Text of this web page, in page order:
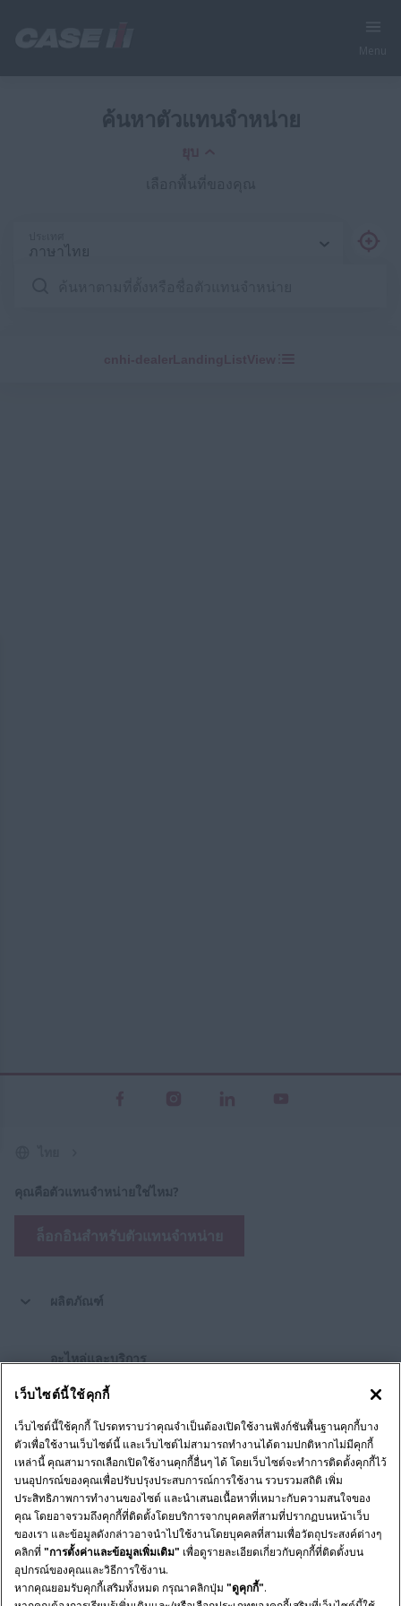
ค้นหาตัวแทนจำหน่าย
ภาษาไทย
คุณคือตัวแทนจำหน่ายใช่ไหม?
ผลิตภัณฑ์
อะไหล่และบริการ
บริษัท
ประกาศทางกฎหมาย
นโยบายความเป็นส่วนตัว
ข้อกำหนดและเงื่อนไข
© 2026 CNH Industrial America LLC. All Rights Reserved. Case IH is a
trademark of CNH Industrial America LLC.
โปรดแสดงความคิดเห็น
เว็บไซต์นี้ใช้คุกกี้
เว็บไซต์นี้ใช้คุกกี้ โปรดทราบว่าคุณจำเป็นต้องเปิดใช้งานฟังก์ชันพื้นฐานคุกกี้บาง
ตัวเพื่อใช้งานเว็บไซต์นี้ และเว็บไซต์ไม่สามารถทำงานได้ตามปกติหากไม่มีคุกกี้
เหล่านี้ คุณสามารถเลือกเปิดใช้งานคุกกี้อื่นๆ ได้ โดยเว็บไซต์จะทำการติดตั้งคุกกี้ไว้
บนอุปกรณ์ของคุณเพื่อปรับปรุงประสบการณ์การใช้งาน รวบรวมสถิติ เพิ่ม
ประสิทธิภาพการทำงานของไซต์ และนำเสนอเนื้อหาที่เหมาะกับความสนใจของ
คุณ โดยอาจรวมถึงคุกกี้ที่ติดตั้งโดยบริการจากบุคคลที่สามที่ปรากฏบนหน้าเว็บ
ของเรา และข้อมูลดังกล่าวอาจนำไปใช้งานโดยบุคคลที่สามเพื่อวัตถุประสงค์ต่างๆ
คลิกที่"การตั้งค่าและข้อมูลเพิ่มเติม" เพื่อดูรายละเอียดเกี่ยวกับคุกกี้ที่ติดตั้งบน
อุปกรณ์ของคุณและวิธีการใช้งาน.
หากคุณยอมรับคุกกี้เสริมทั้งหมด กรุณาคลิกปุ่ม "ดูคุกกี้".